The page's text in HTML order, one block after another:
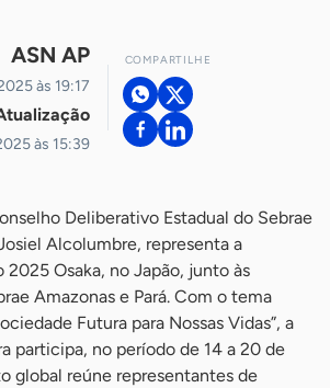
ASN AP
às 19:17
às 15:39
COMPARTILHE
Deliberativo Estadual do Sebrae
Alcolumbre, representa a
Osaka, no Japão, junto às
Amazonas e Pará. Com o tema
Futura para Nossas Vidas”, a
participa, no período de 14 a 20 de
global reúne representantes de